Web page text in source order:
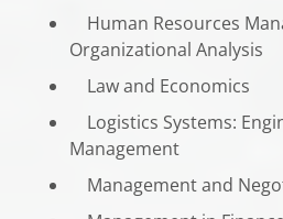
Human Resources
Organizational Analysis
Law and Economics
Logistics Systems:
Management
Management and